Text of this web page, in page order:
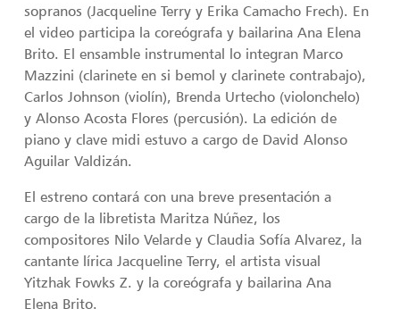
sopranos (Jacqueline Terry y Erika Camacho Frech). En
el video participa la coreógrafa y bailarina Ana Elena
Brito. El ensamble instrumental lo integran Marco
Mazzini (clarinete en si bemol y clarinete contrabajo),
Carlos Johnson (violín), Brenda Urtecho (violonchelo)
y Alonso Acosta Flores (percusión). La edición de
piano y clave midi estuvo a cargo de David Alonso
Aguilar Valdizán.
El estreno contará con una breve presentación a
cargo de la libretista Maritza Núñez, los
compositores Nilo Velarde y Claudia Sofía Alvarez, la
cantante lírica Jacqueline Terry, el artista visual
Yitzhak Fowks Z. y la coreógrafa y bailarina Ana
Elena Brito.